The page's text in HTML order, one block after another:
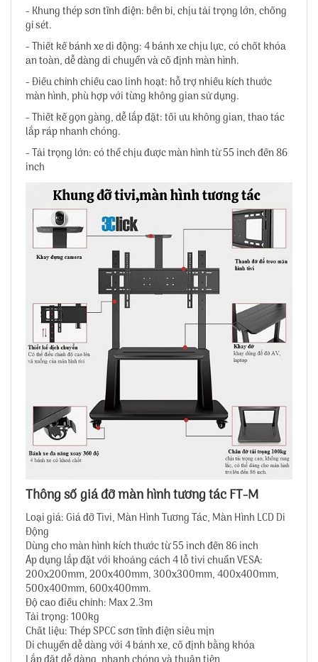
- Khung thép sơn tĩnh điện: bền bỉ, chịu tải trọng lớn, chống
gỉ sét.
- Thiết kế bánh xe di động: 4 bánh xe chịu lực, có chốt khóa
an toàn, dễ dàng di chuyển và cố định màn hình.
- Điều chỉnh chiều cao linh hoạt: hỗ trợ nhiều kích thước
màn hình, phù hợp với từng không gian sử dụng.
- Thiết kế gọn gàng, dễ lắp đặt: tối ưu không gian, thao tác
lắp ráp nhanh chóng.
- Tải trọng lớn: có thể chịu được màn hình từ 55 inch đến 86
inch
Thông số giá đỡ màn hình tương tác FT-M
Loại giá: Giá đỡ Tivi, Màn Hình Tương Tác, Màn Hình LCD Di
Động
Dùng cho màn hình kích thước từ 55 inch đến 86 inch
Áp dụng lắp đặt với khoảng cách 4 lỗ tivi chuẩn VESA:
200x200mm, 200x400mm, 300x300mm, 400x400mm,
500x400mm, 600x400mm.
Độ cao điều chỉnh: Max 2.3m
Tải trọng: 100kg
Chất liệu: Thép SPCC sơn tĩnh điện siêu mịn
Di chuyển dễ dàng với 4 bánh xe, cố định bằng khóa